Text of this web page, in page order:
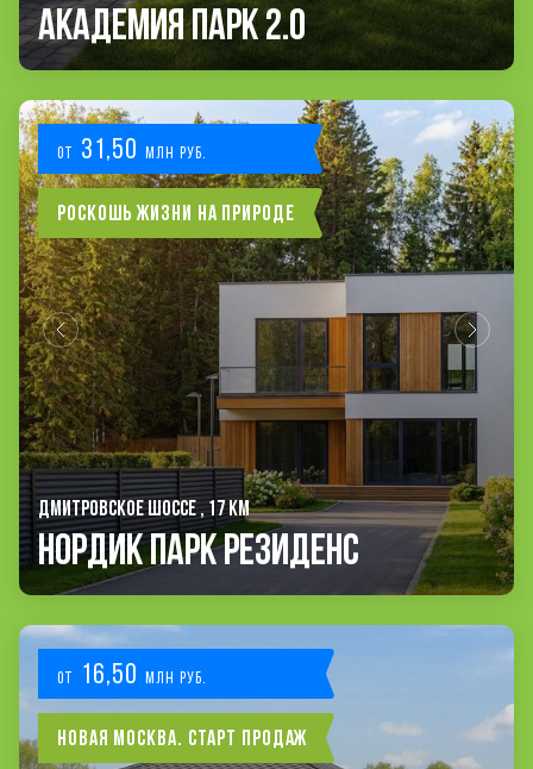
Академия Парк 2.0
от 31,50 млн руб.
Роскошь жизни на природе
ДМИТРОВСКОЕ ШОССЕ , 17 КМ
Нордик Парк Резиденс
от 16,50 млн руб.
Новая Москва. Старт продаж